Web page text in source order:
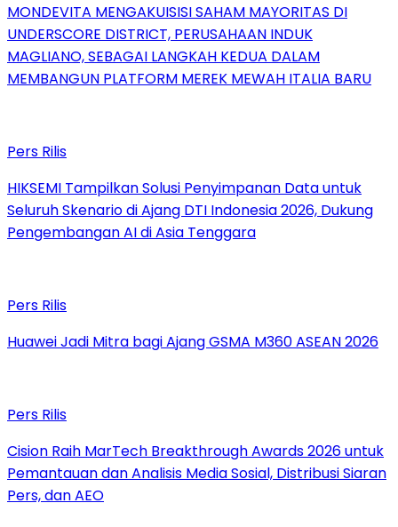
MONDEVITA MENGAKUISISI SAHAM MAYORITAS DI
UNDERSCORE DISTRICT, PERUSAHAAN INDUK
MAGLIANO, SEBAGAI LANGKAH KEDUA DALAM
MEMBANGUN PLATFORM MEREK MEWAH ITALIA BARU
Pers Rilis
HIKSEMI Tampilkan Solusi Penyimpanan Data untuk
Seluruh Skenario di Ajang DTI Indonesia 2026, Dukung
Pengembangan AI di Asia Tenggara
Pers Rilis
Huawei Jadi Mitra bagi Ajang GSMA M360 ASEAN 2026
Pers Rilis
Cision Raih MarTech Breakthrough Awards 2026 untuk
Pemantauan dan Analisis Media Sosial, Distribusi Siaran
Pers, dan AEO